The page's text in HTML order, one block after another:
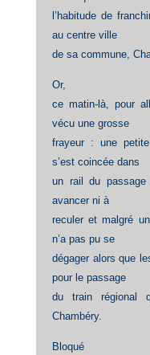
l’habitude de
au centre ville
de sa commune,
Or,
ce matin-là, pour
vécu une grosse
frayeur : une
s’est coincée dans
un rail du
avancer ni à
reculer et malgré
n’a pas pu se
dégager alors que
pour le passage
du train régional
Chambéry.
Bloqué